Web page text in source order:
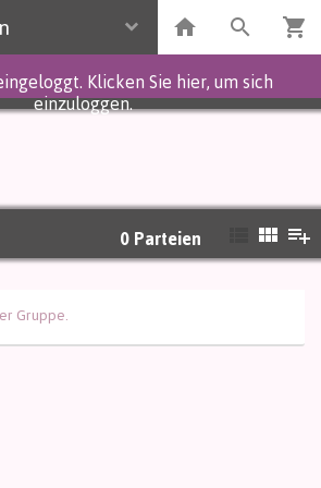
Klicken Sie hier, um sich
einzuloggen.
0 Parteien
Gruppe.